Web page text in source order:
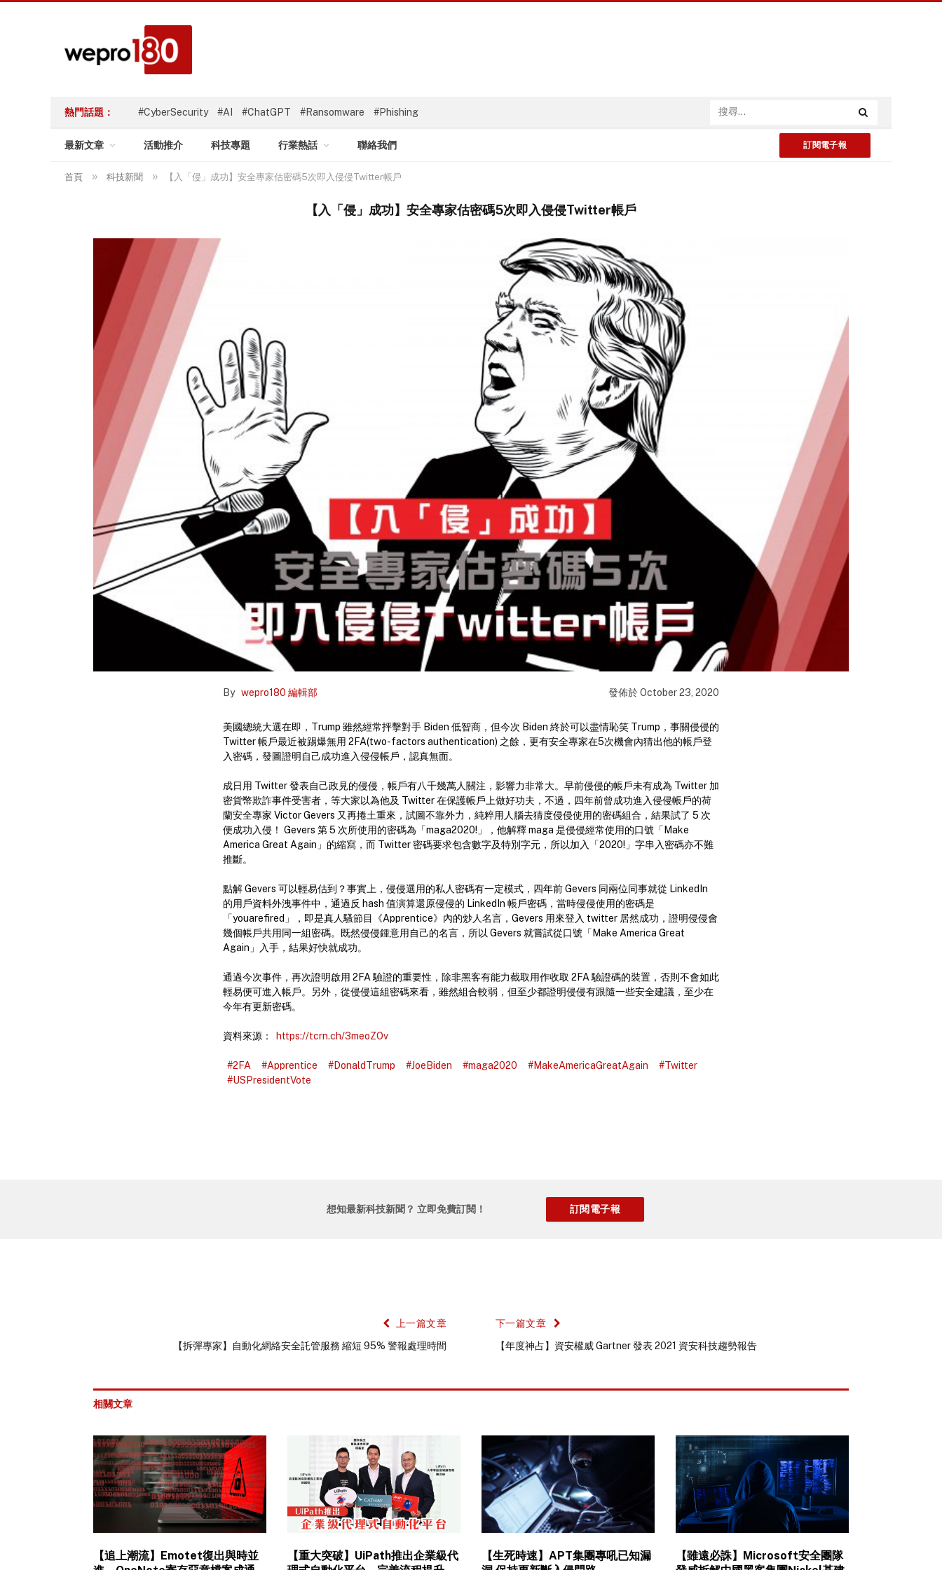
熱門話題： #CyberSecurity #AI #ChatGPT #Ransomware #Phishing
最新文章 活動推介 科技專題 行業熱話 聯絡我們 訂閱電子報
首頁 » 科技新聞 » 【入「侵」成功】安全專家估密碼5次即入侵侵Twitter帳戶
【入「侵」成功】安全專家估密碼5次即入侵侵Twitter帳戶
By wepro180 編輯部 發佈於October 23, 2020
美國總統大選在即，Trump 雖然經常抨擊對手 Biden 低智商，但今次 Biden 終於可以盡情恥笑 Trump，事關侵侵的
Twitter 帳戶最近被踢爆無用 2FA(two-factors authentication) 之餘，更有安全專家在5次機會內猜出他的帳戶登
入密碼，發圖證明自己成功進入侵侵帳戶，認真無面。
成日用 Twitter 發表自己政見的侵侵，帳戶有八千幾萬人關注，影響力非常大。早前侵侵的帳戶未有成為 Twitter 加
密貨幣欺詐事件受害者，等大家以為他及 Twitter 在保護帳戶上做好功夫，不過，四年前曾成功進入侵侵帳戶的荷
蘭安全專家 Victor Gevers 又再捲土重來，試圖不靠外力，純粹用人腦去猜度侵侵使用的密碼組合，結果試了 5 次
便成功入侵！ Gevers 第 5 次所使用的密碼為「maga2020!」，他解釋 maga 是侵侵經常使用的口號「Make
America Great Again」的縮寫，而 Twitter 密碼要求包含數字及特別字元，所以加入「2020!」字串入密碼亦不難
推斷。
點解 Gevers 可以輕易估到？事實上，侵侵選用的私人密碼有一定模式，四年前 Gevers 同兩位同事就從 LinkedIn
的用戶資料外洩事件中，通過反 hash 值演算還原侵侵的 LinkedIn 帳戶密碼，當時侵侵使用的密碼是
「youarefired」，即是真人騷節目《Apprentice》內的炒人名言，Gevers 用來登入 twitter 居然成功，證明侵侵會
幾個帳戶共用同一組密碼。既然侵侵鍾意用自己的名言，所以 Gevers 就嘗試從口號「Make America Great
Again」入手，結果好快就成功。
通過今次事件，再次證明啟用 2FA 驗證的重要性，除非黑客有能力截取用作收取 2FA 驗證碼的裝置，否則不會如此
輕易便可進入帳戶。另外，從侵侵這組密碼來看，雖然組合較弱，但至少都證明侵侵有跟隨一些安全建議，至少在
今年有更新密碼。
資料來源： https://tcrn.ch/3meoZOv
#2FA #Apprentice #DonaldTrump #JoeBiden #maga2020 #MakeAmericaGreatAgain
#Twitter
#USPresidentVote
想知最新科技新聞？ 立即免費訂閱！
上一篇文章
【拆彈專家】自動化網絡安全託管服務 縮短 95% 警報處理時間
下一篇文章
【年度神占】資安權威 Gartner 發表 2021 資安科技趨勢報告
相關文章
【追上潮流】Emotet復出與時並
【重大突破】UiPath推出企業級代
【生死時速】APT集團專吼已知漏
【雖遠必誅】Microsoft安全團隊